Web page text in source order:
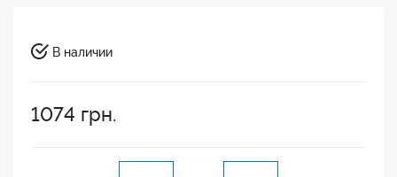
В наличии
1074 грн.